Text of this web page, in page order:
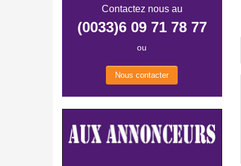
Contactez nous au
(0033)6 09 71 78 77
ou
Nous contacter